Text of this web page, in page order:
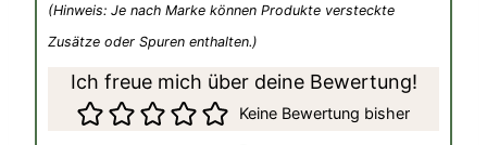
(Hinweis: Je nach Marke können Produkte versteckte
Zusätze oder Spuren enthalten.)
Ich freue mich über deine Bewertung!
Keine Bewertung bisher